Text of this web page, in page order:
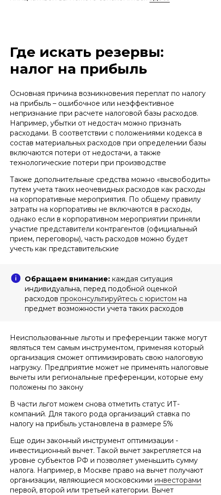
Где искать резервы:
налог на прибыль
Основная причина возникновения переплат по налогу
на прибыль – ошибочное или неэффективное
непризнание при расчете налоговой базы расходов.
Например, убытки от недостач можно признать
расходами. В соответствии с положениями кодекса в
состав материальных расходов при определении базы
включаются потери от недостачи, а также
технологические потери при производстве
Также дополнительные средства можно «высвободить»
путем учета таких неочевидных расходов как расходы
на корпоративные мероприятия. По общему правилу
затраты на корпоративы не включаются в расходы,
однако если в корпоративном мероприятии приняли
участие представители контрагентов (официальный
прием, переговоры), часть расходов можно будет
учесть как представительские
Обращаем внимание: каждая ситуация
индивидуальна, перед подобной оценкой
расходов проконсультируйтесь с юристом на
предмет возможности учета таких расходов
Неиспользованные льготы и преференции также могут
являться тем самым инструментом, применяя который
организация сможет оптимизировать свою налоговую
нагрузку. Предприятие может не применять налоговые
вычеты или региональные преференции, которые ему
положены по закону
В части льгот можем снова отметить статус ИТ-
компаний. Для такого рода организаций ставка по
налогу на прибыль установлена в размере 5%
Еще один законный инструмент оптимизации -
инвестиционный вычет. Такой вычет закрепляется на
уровне субъектов РФ и позволяет уменьшить сумму
налога. Например, в Москве право на вычет получают
организации, являющиеся московскими инвесторами
первой, второй или третьей категории. Вычет
МОРИНА ВИКТОРИЯ СЕРГЕЕВНА
+7
Нажимая кнопку «Отправить», вы даетесогласиена
политикойобработки персональных данных